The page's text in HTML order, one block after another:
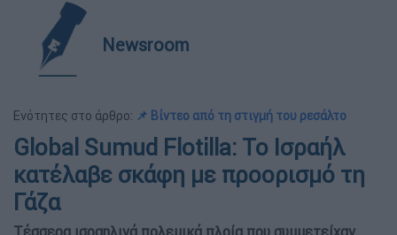
Newsroom
Ενότητες στο άρθρο: 📌 Βίντεο από τη στιγμή του ρεσάλτο
Global Sumud Flotilla: Το Ισραήλ
κατέλαβε σκάφη με προορισμό τη
Γάζα
Τέσσερα ισραηλινά πολεμικά πλοία που συμμετείχαν